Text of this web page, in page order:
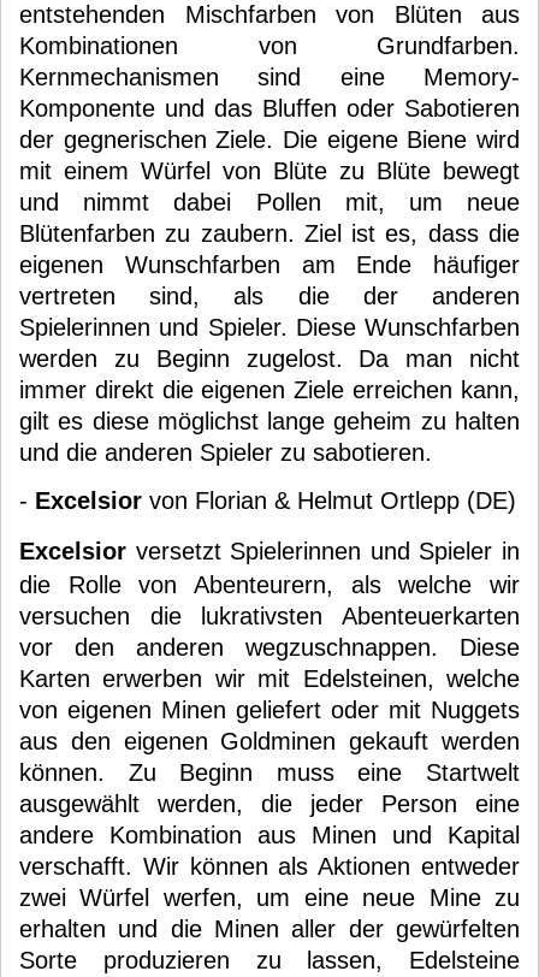
entstehenden Mischfarben von Blüten aus
Kombinationen von Grundfarben.
Kernmechanismen sind eine Memory-
Komponente und das Bluffen oder Sabotieren
der gegnerischen Ziele. Die eigene Biene wird
mit einem Würfel von Blüte zu Blüte bewegt
und nimmt dabei Pollen mit, um neue
Blütenfarben zu zaubern. Ziel ist es, dass die
eigenen Wunschfarben am Ende häufiger
vertreten sind, als die der anderen
Spielerinnen und Spieler. Diese Wunschfarben
werden zu Beginn zugelost. Da man nicht
immer direkt die eigenen Ziele erreichen kann,
gilt es diese möglichst lange geheim zu halten
und die anderen Spieler zu sabotieren.
- Excelsior von Florian & Helmut Ortlepp (DE)
Excelsior versetzt Spielerinnen und Spieler in
die Rolle von Abenteurern, als welche wir
versuchen die lukrativsten Abenteuerkarten
vor den anderen wegzuschnappen. Diese
Karten erwerben wir mit Edelsteinen, welche
von eigenen Minen geliefert oder mit Nuggets
aus den eigenen Goldminen gekauft werden
können. Zu Beginn muss eine Startwelt
ausgewählt werden, die jeder Person eine
andere Kombination aus Minen und Kapital
verschafft. Wir können als Aktionen entweder
zwei Würfel werfen, um eine neue Mine zu
erhalten und die Minen aller der gewürfelten
Sorte produzieren zu lassen, Edelsteine